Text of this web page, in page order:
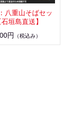
八重山そばセッ
石垣島直送】
円
（税込み）